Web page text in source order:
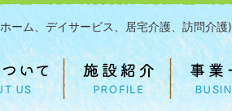
ム、デイサービス、居宅介護、訪問介護)